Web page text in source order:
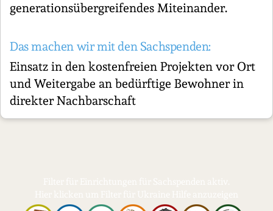
generationsübergreifendes Miteinander.
Das machen wir mit den Sachspenden:
Einsatz in den kostenfreien Projekten vor Ort
und Weitergabe an bedürftige Bewohner in
direkter Nachbarschaft